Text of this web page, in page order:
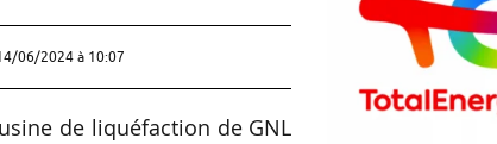
06/2024 à 10:07
de liquéfaction de GNL